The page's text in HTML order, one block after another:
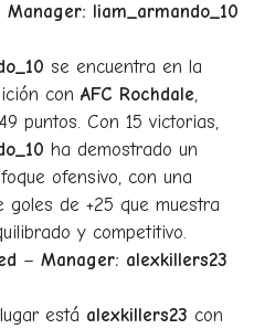
Manager: liam_armando_10
se encuentra en la
con AFC Rochdale,
puntos. Con 15 victorias,
ha demostrado un
ofensivo, con una
goles de +25 que muestra
y competitivo.
– Manager: alexkillers23
está alexkillers23 con